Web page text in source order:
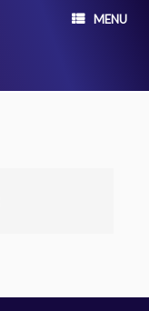
MENU